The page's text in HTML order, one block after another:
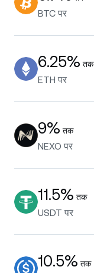
BTC पर
6.25% तक
ETH पर
9% तक
NEXO पर
11.5% तक
USDT पर
10.5% तक